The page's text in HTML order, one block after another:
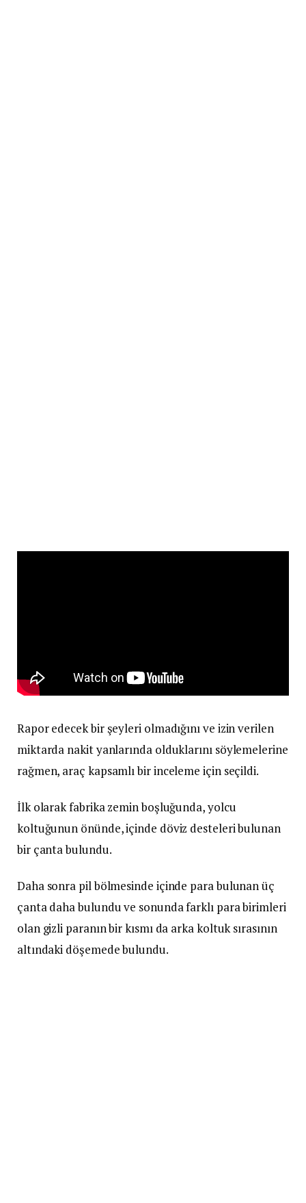
Rapor edecek bir şeyleri olmadığını ve izin verilen
miktarda nakit yanlarında olduklarını söylemelerine
rağmen, araç kapsamlı bir inceleme için seçildi.
İlk olarak fabrika zemin boşluğunda, yolcu
koltuğunun önünde, içinde döviz desteleri bulunan
bir çanta bulundu.
Daha sonra pil bölmesinde içinde para bulunan üç
çanta daha bulundu ve sonunda farklı para birimleri
olan gizli paranın bir kısmı da arka koltuk sırasının
altındaki döşemede bulundu.